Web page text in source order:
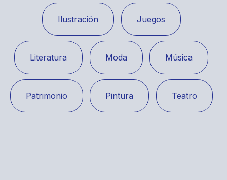
Ilustración Juegos
Literatura Moda Música
Patrimonio Pintura Teatro